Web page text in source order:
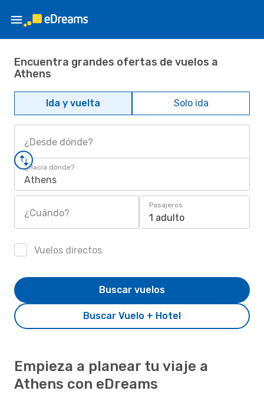
Encuentra grandes ofertas de vuelos a
Athens
Ida y vuelta Solo ida
¿Desde dónde?
¿Hacia dónde?
Athens
¿Cuándo?
Pasajeros
1 adulto
Vuelos directos
Buscar Vuelo + Hotel
Buscar vuelos
Empieza a planear tu viaje a
Athens con eDreams